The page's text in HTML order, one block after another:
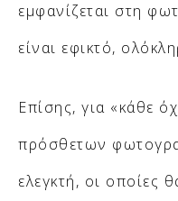
εμφανίζεται στη
είναι εφικτό,
Επίσης, για «κάθε
πρόσθετων
ελεγκτή, οι οποίες